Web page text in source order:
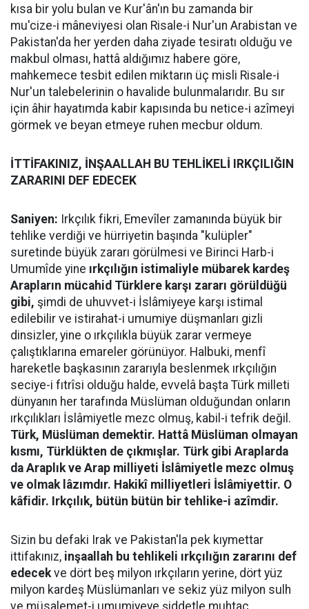
kısa bir yolu bulan ve Kur'ân'ın bu zamanda bir
mu'cize-i mâneviyesi olan Risale-i Nur'un Arabistan ve
Pakistan'da her yerden daha ziyade tesiratı olduğu ve
makbul olması, hattâ aldığımız habere göre,
mahkemece tesbit edilen miktarın üç misli Risale-i
Nur'un talebelerinin o havalide bulunmalarıdır. Bu sır
için âhir hayatımda kabir kapısında bu netice-i azîmeyi
görmek ve beyan etmeye ruhen mecbur oldum.
İTTİFAKINIZ, İNŞAALLAH BU TEHLİKELİ IRKÇILIĞIN
ZARARINI DEF EDECEK
Saniyen: Irkçılık fikri, Emevîler zamanında büyük bir
tehlike verdiği ve hürriyetin başında "kulüpler"
suretinde büyük zararı görülmesi ve Birinci Harb-i
Umumîde yine ırkçılığın istimaliyle mübarek kardeş
Arapların mücahid Türklere karşı zararı görüldüğü
gibi, şimdi de uhuvvet-i İslâmiyeye karşı istimal
edilebilir ve istirahat-i umumiye düşmanları gizli
dinsizler, yine o ırkçılıkla büyük zarar vermeye
çalıştıklarına emareler görünüyor. Halbuki, menfî
hareketle başkasının zararıyla beslenmek ırkçılığın
seciye-i fıtrîsi olduğu halde, evvelâ başta Türk milleti
dünyanın her tarafında Müslüman olduğundan onların
ırkçılıkları İslâmiyetle mezc olmuş, kabil-i tefrik değil.
Türk, Müslüman demektir. Hattâ Müslüman olmayan
kısmı, Türklükten de çıkmışlar. Türk gibi Araplarda
da Araplık ve Arap milliyeti İslâmiyetle mezc olmuş
ve olmak lâzımdır. Hakikî milliyetleri İslâmiyettir. O
kâfidir. Irkçılık, bütün bütün bir tehlike-i azîmdir.
Sizin bu defaki Irak ve Pakistan'la pek kıymettar
ittifakınız, inşaallah bu tehlikeli ırkçılığın zararını def
edecekve dört beş milyon ırkçıların yerine, dört yüz
milyon kardeş Müslümanları ve sekiz yüz milyon sulh
ve müsalemet-i umumiyeye şiddetle muhtaç